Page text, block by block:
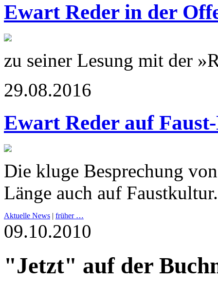
Ewart Reder in der
zu seiner Lesung mit der
29.08.2016
Ewart Reder auf
Die kluge Besprechung
Länge auch auf
Aktuelle News | früher …
09.10.2010
"Jetzt" auf der